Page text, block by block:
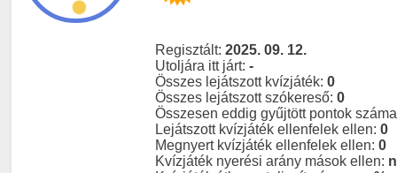
Regisztált: 2025. 09. 12.
Utoljára itt járt: -
Összes lejátszott kvízjáték: 0
Összes lejátszott szókereső: 0
Összesen eddig gyűjtött pontok
Lejátszott kvízjáték ellenfelek ellen: 0
Megnyert kvízjáték ellenfelek ellen: 0
Kvízjáték nyerési arány mások ellen: